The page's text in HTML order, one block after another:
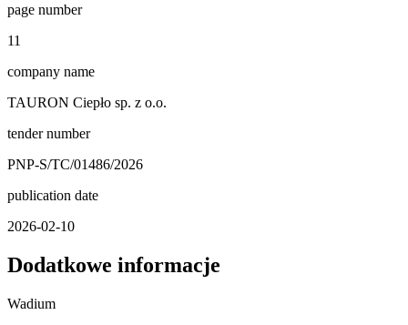
page number
11
company name
TAURON Ciepło sp. z o.o.
tender number
PNP-S/TC/01486/2026
publication date
2026-02-10
Dodatkowe informacje
Wadium